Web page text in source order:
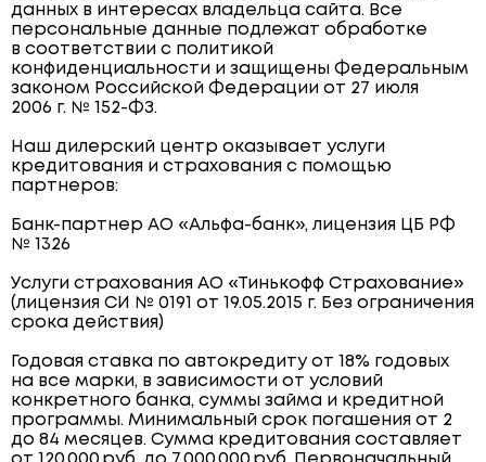
данных в интересах владельца сайта. Все
персональные данные подлежат обработке
в соответствии с политикой
конфиденциальности и защищены Федеральным
законом Российской Федерации от 27 июля
2006 г. № 152-ФЗ.
Наш дилерский центр оказывает услуги
кредитования и страхования с помощью
партнеров:
Банк-партнер АО «Альфа-банк», лицензия ЦБ РФ
№ 1326
Услуги страхования АО «Тинькофф Страхование»
(лицензия СИ № 0191 от 19.05.2015 г. Без ограничения
срока действия)
Годовая ставка по автокредиту от 18% годовых
на все марки, в зависимости от условий
конкретного банка, суммы займа и кредитной
программы. Минимальный срок погашения от 2
до 84 месяцев. Сумма кредитования составляет